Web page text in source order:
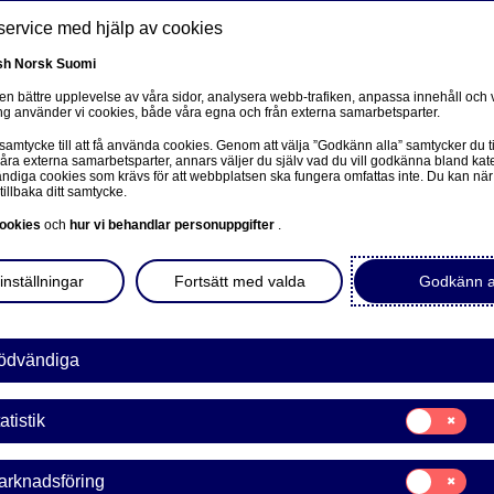
Om oss Investerare Nyheter & insikter
to a related page.
Bank Abp: Återköp av
med hjälp av cookies
Norsk Suomi
bättre upplevelse av våra sidor, analysera webb-trafiken, anpassa innehåll och
använder vi cookies, både våra egna och från externa samarbetsparter.
till att få använda cookies. Genom att välja ”Godkänn alla” samtycker du
externa samarbetsparter, annars väljer du själv vad du vill godkänna bland
cookies som krävs för att webbplatsen ska fungera omfattas inte. Du kan
ditt samtycke.
och hur vi behandlar personuppgifter .
Godkänn
Fortsätt med valda
Samtycke
för:
Statistik
Samtycke